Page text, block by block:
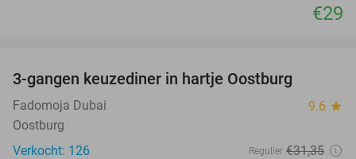
€29
3-gangen keuzediner in hartje Oostburg
Fadomoja Dubai 9.6 star
Oostburg
Verkocht: 126
Regulier €31,35